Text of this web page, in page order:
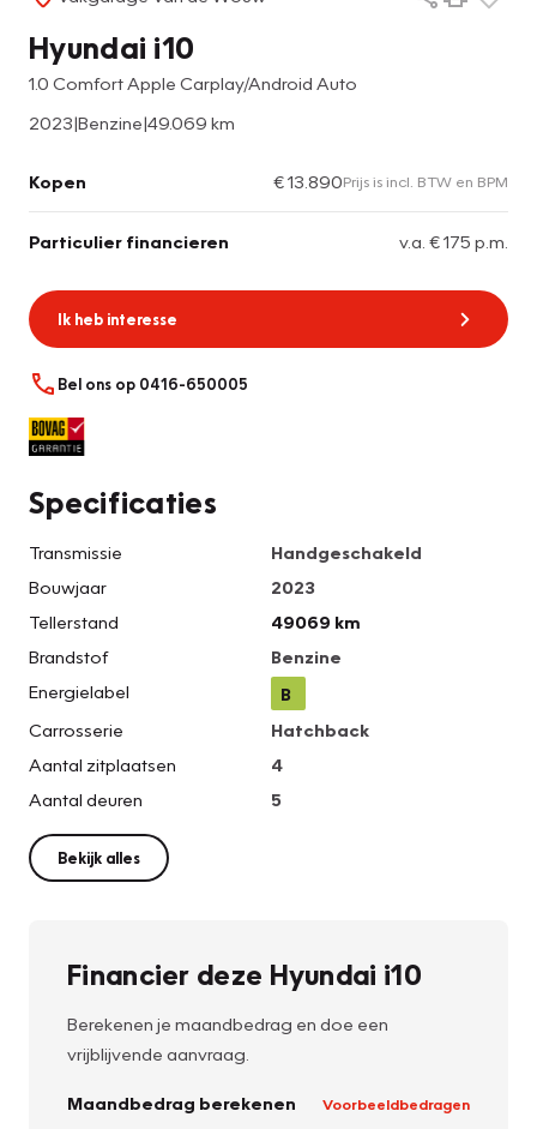
Hyundai i10
1.0 Comfort Apple Carplay/Android Auto
2023|Benzine|49.069 km
Kopen € 13.890Prijs is incl. BTW en BPM
Particulier financieren v.a. € 175 p.m.
Ik heb interesse
Bel ons op 0416-650005
Specificaties
Transmissie
Handgeschakeld
Bouwjaar
2023
Tellerstand
49069 km
Brandstof
Benzine
Energielabel
B
Carrosserie
Hatchback
Aantal zitplaatsen
4
Aantal deuren
5
Bekijk alles
Financier deze Hyundai i10
Berekenen je maandbedrag en doe een
vrijblijvende aanvraag.
Maandbedrag berekenen Voorbeeldbedragen